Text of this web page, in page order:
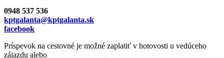
0948 537 536
kptgalanta@kptgalanta.sk
facebook
Príspevok na cestovné je možné zaplatiť v hotovosti u vedúceho
zájazdu alebo